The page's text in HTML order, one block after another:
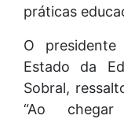
práticas
O
Estado da
Sobral,
“Ao